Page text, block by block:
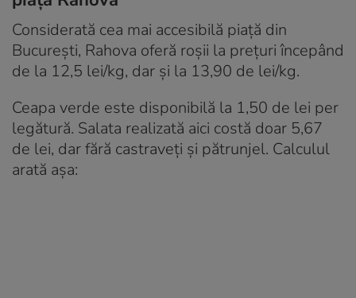
Considerată cea mai accesibilă piață din
București, Rahova oferă roșii la prețuri începând
de la 12,5 lei/kg, dar și la 13,90 de lei/kg.
Ceapa verde este disponibilă la 1,50 de lei per
legătură. Salata realizată aici costă doar 5,67
de lei, dar fără castraveți și pătrunjel. Calculul
arată așa: